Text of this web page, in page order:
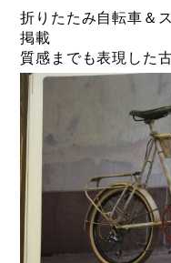
KUWAHARA（クワハラ
MASI（マージ）
PASHLEY（パシュレー
RITEWAY（ライトウ
tern（ターン）
tern Crest
tern SURGE
マルイのかわいいキャ
折りたたみ自転車＆
掲載
質感までも表現した